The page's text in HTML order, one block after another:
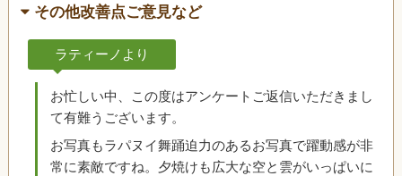
その他改善点ご意見など
ラティーノより
お忙しい中、この度はアンケートご返信いただきまし
て有難うございます。
お写真もラパヌイ舞踊迫力のあるお写真で躍動感が非
常に素敵ですね。夕焼けも広大な空と雲がいっぱいに